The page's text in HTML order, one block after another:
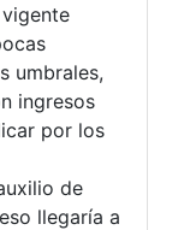
umbrales,
ingresos
por los
de
llegaría a